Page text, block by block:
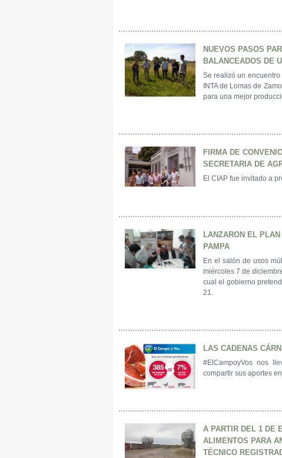
NUEVOS PASOS
BALANCEADOS DE
Se realizó un
INTA de Lomas de
para una mejor
FIRMA DE
SECRETARIA DE
El CIAP fue invitado a
LANZARON EL
PAMPA
En el salón de usos
miércoles 7 de
cual el gobierno
21.
LAS CADENAS
#ElCampoyVos nos
compartir sus aportes
A PARTIR DEL 1 DE
ALIMENTOS PARA
TÉCNICO